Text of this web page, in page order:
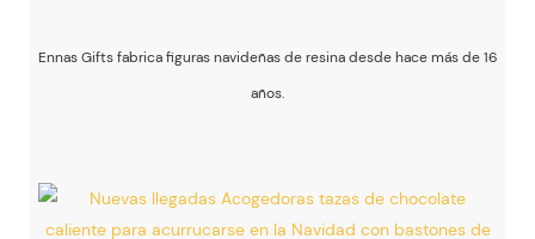
Ennas Gifts fabrica figuras navideñas de resina desde hace más de 16
años.